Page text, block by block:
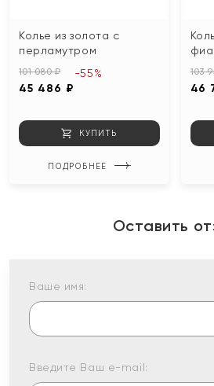
Колье из золота с
перламутром
101 080 ₽
45 486 ₽
-55%
КУПИТЬ
ПОДРОБНЕЕ
103
46
Оставить
Ваше имя:
Введите Ваш e-mail: